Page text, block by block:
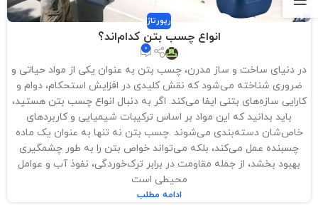
رپورتاژ
انواع چسب بتن کدام‌اند؟
0
در دنیای ساخت و ساز مدرن، چسب بتن به عنوان یکی از مواد حیاتی و
ضروری شناخته می‌شود که نقش کلیدی در افزایش استحکام، دوام و
کارایی سازه‌های بتنی ایفا می‌کند. اگر به دنبال انواع چسب بتن هستید،
باید بدانید که این مواد بر اساس ترکیبات شیمیایی و کاربردهای
خاص‌شان دسته‌بندی می‌شوند .چسب بتن نه تنها به عنوان یک ماده
چسبنده عمل می‌کند، بلکه می‌تواند خواص بتن را به طور چشمگیری
بهبود بخشد، از جمله مقاومت در برابر ترک‌خوردگی، نفوذ آب و عوامل
محیطی است
ادامه مطلب